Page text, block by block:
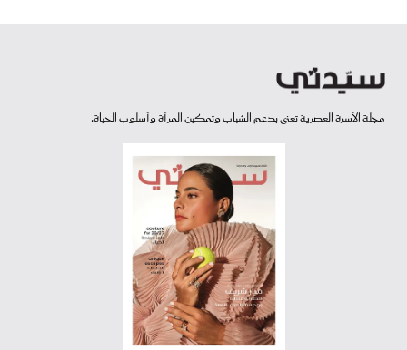
مجلة الأسرة العصرية تعنى بدعم الشباب وتمكين المرأة وأسلوب الحياة.